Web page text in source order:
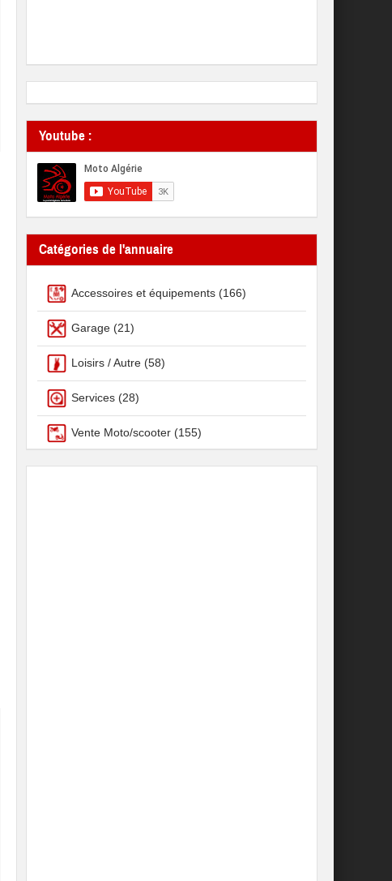
Youtube :
Catégories de l'annuaire
Accessoires et équipements (166)
Garage (21)
Loisirs / Autre (58)
Services (28)
Vente Moto/scooter (155)